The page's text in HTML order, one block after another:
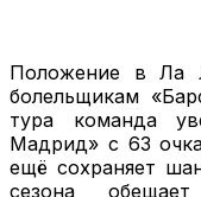
Положение в Ла
болельщикам
тура команда
Мадрид» с 63
ещё сохраняет
сезона